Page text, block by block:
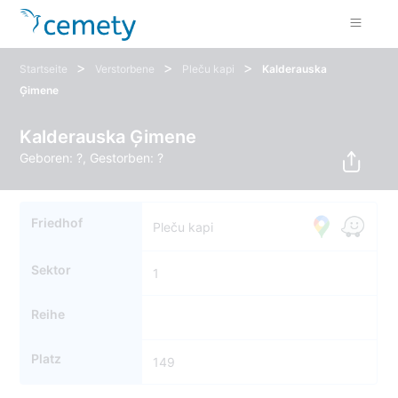
Startseite > Verstorbene > Pleču kapi >
Kalderauska
Ģimene
Kalderauska Ģimene
Geboren: ?, Gestorben: ?
Friedhof Pleču kapi
Sektor 1
Reihe
Platz 149